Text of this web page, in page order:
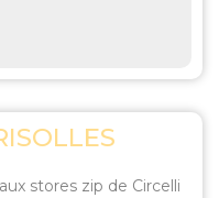
stores zip de Circelli